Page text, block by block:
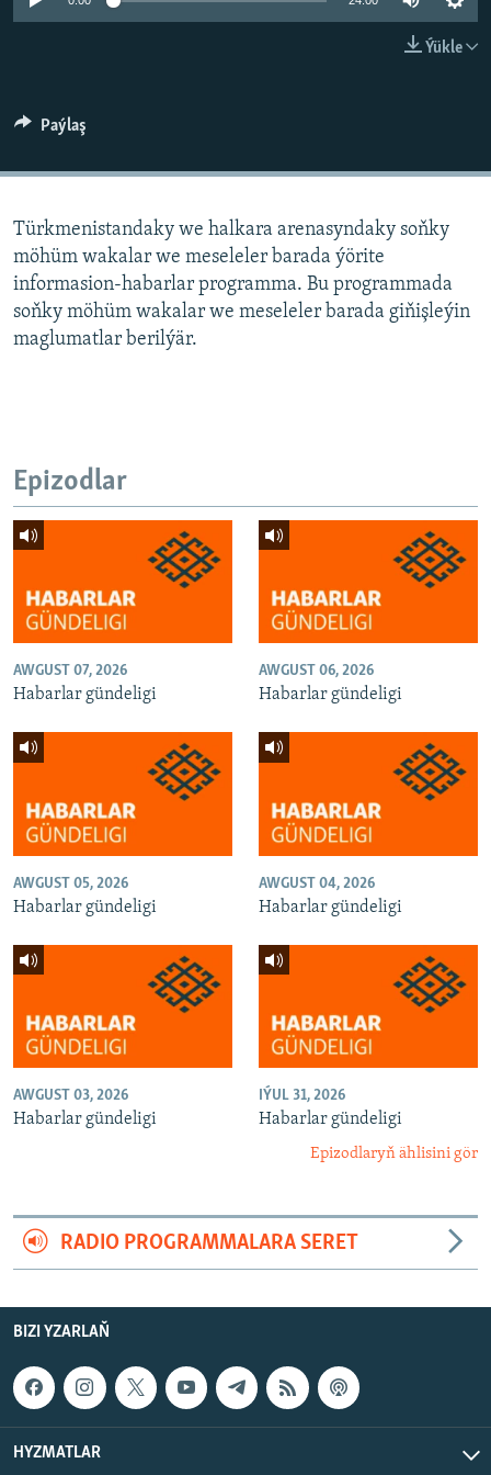
Ýükle
Paýlaş
Türkmenistandaky we halkara arenasyndaky soňky
möhüm wakalar we meseleler barada ýörite
informasion-habarlar programma. Bu programmada
soňky möhüm wakalar we meseleler barada giňişleýin
maglumatlar berilýär.
Epizodlar
AWGUST 07, 2026
Habarlar gündeligi
AWGUST 06, 2026
Habarlar gündeligi
AWGUST 05, 2026
Habarlar gündeligi
AWGUST 04, 2026
Habarlar gündeligi
AWGUST 03, 2026
Habarlar gündeligi
IÝUL 31, 2026
Habarlar gündeligi
Epizodlaryň ählisini gör
RADIO PROGRAMMALARA SERET
BIZI YZARLAŇ
HYZMATLAR